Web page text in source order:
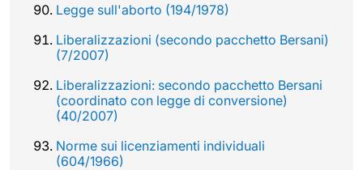
Legge sull'aborto (194/1978)
Liberalizzazioni (secondo pacchetto Bersani)
(7/2007)
Liberalizzazioni: secondo pacchetto Bersani
(coordinato con legge di conversione)
(40/2007)
Norme sui licenziamenti individuali
(604/1966)